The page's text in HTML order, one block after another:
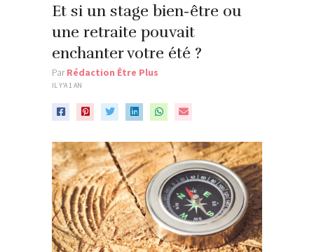
Et si un stage bien-être ou
une retraite pouvait
enchanter votre été ?
ParRédaction Être Plus
IL Y'A 1 AN